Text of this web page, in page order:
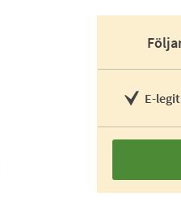
E-